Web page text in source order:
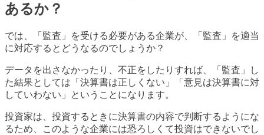
あるか？
では、「監査」を受ける必要がある企業が、「監査」を適当
に対応するとどうなるのでしょうか？
データを出さなかったり、不正をしたりすれば、「監査」し
た結果としては「決算書は正しくない」「意見は決算書に対
していわない」ということになります。
投資家は、投資するときに決算書の内容で判断するようにな
るため、このような企業には恐ろしくて投資はできないでし